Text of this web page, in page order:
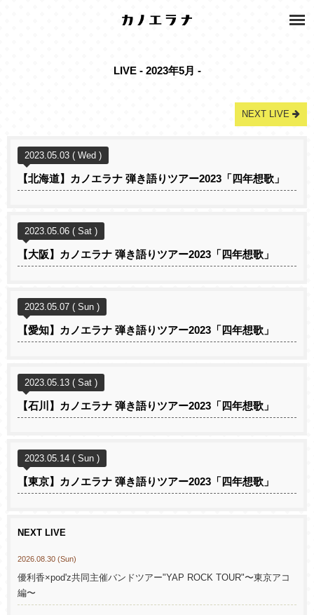
LIVE - 2023年5月 -
NEXT LIVE
2023.05.03 ( Wed )
【北海道】カノエラナ 弾き語りツアー2023「四年想歌」
2023.05.06 ( Sat )
【大阪】カノエラナ 弾き語りツアー2023「四年想歌」
2023.05.07 ( Sun )
【愛知】カノエラナ 弾き語りツアー2023「四年想歌」
2023.05.13 ( Sat )
【石川】カノエラナ 弾き語りツアー2023「四年想歌」
2023.05.14 ( Sun )
【東京】カノエラナ 弾き語りツアー2023「四年想歌」
NEXT LIVE
2026.08.30 (Sun)
優利香×pod'z共同主催バンドツアー"YAP ROCK TOUR"〜東京アコ
編〜